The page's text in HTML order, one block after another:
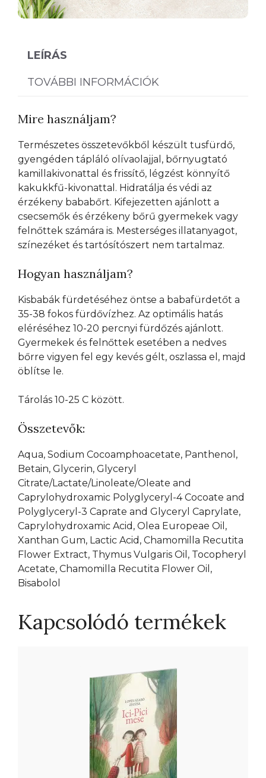
LEÍRÁS
TOVÁBBI INFORMÁCIÓK
Mire használjam?
Természetes összetevőkből készült tusfürdő,
gyengéden tápláló olívaolajjal, bőrnyugtató
kamillakivonattal és frissítő, légzést könnyítő
kakukkfű-kivonattal. Hidratálja és védi az
érzékeny bababőrt. Kifejezetten ajánlott a
csecsemők és érzékeny bőrű gyermekek vagy
felnőttek számára is. Mesterséges illatanyagot,
színezéket és tartósítószert nem tartalmaz.
Hogyan használjam?
Kisbabák fürdetéséhez öntse a babafürdetőt a
35-38 fokos fürdővízhez. Az optimális hatás
eléréséhez 10-20 percnyi fürdőzés ajánlott.
Gyermekek és felnőttek esetében a nedves
bőrre vigyen fel egy kevés gélt, oszlassa el, majd
öblítse le.
Tárolás 10-25 C között.
Összetevők:
Aqua, Sodium Cocoamphoacetate, Panthenol,
Betain, Glycerin, Glyceryl
Citrate/Lactate/Linoleate/Oleate and
Caprylohydroxamic Polyglyceryl-4 Cocoate and
Polyglyceryl-3 Caprate and Glyceryl Caprylate,
Caprylohydroxamic Acid, Olea Europeae Oil,
Xanthan Gum, Lactic Acid, Chamomilla Recutita
Flower Extract, Thymus Vulgaris Oil, Tocopheryl
Acetate, Chamomilla Recutita Flower Oil,
Bisabolol
Kapcsolódó termékek